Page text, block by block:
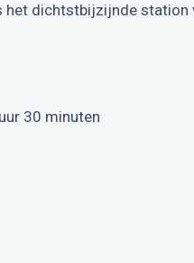
het dichtstbijzijnde station
30 minuten